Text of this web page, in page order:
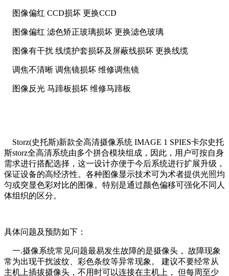
图像偏红 CCD损坏 更换CCD
图像偏红 滤色矫正玻璃损坏 更换滤色玻璃
图像有干扰 线缆护套损坏及屏蔽线损坏 更换线缆
调焦不清晰 调焦镜损坏 维修调焦镜
图像反光 马蹄板损坏 维修马蹄板
Storz(史托斯)新款全高清摄像系统 IMAGE 1 SPIES卡尔史托
斯storz全高清系统由多个拼合模块组成，因此，用户可按自身
需求进行搭配选择，这一设计亦便于今后系统进行扩展升级，
保证设备的高经济性。各种图像显示技术可为术者提供光照均
匀或突显色彩对比的图像。特别是通过颜色偏移可强化不同人
体组织的区分。
具体问题及预防如下：
一.摄像系统常见问题最易发生故障的是摄像头， 故障现象
常为出现干扰波纹、彩色条纹等异常现象。 建议不要经常从
主机上插拔摄像头，不用时可以连接在主机上， 但每周至少